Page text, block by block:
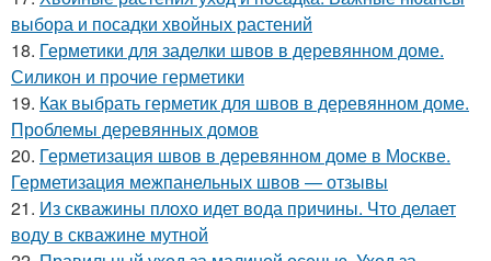
выбора и посадки хвойных растений
18. Герметики для заделки швов в деревянном доме.
Силикон и прочие герметики
19. Как выбрать герметик для швов в деревянном доме.
Проблемы деревянных домов
20. Герметизация швов в деревянном доме в Москве.
Герметизация межпанельных швов — отзывы
21. Из скважины плохо идет вода причины. Что делает
воду в скважине мутной